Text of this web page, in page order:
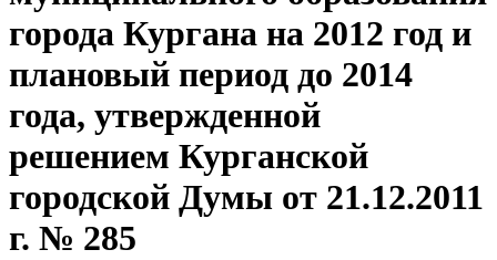
города Кургана на 2012 год и
плановый период до 2014
года, утвержденной
решением Курганской
городской Думы от 21.12.2011
г. № 285